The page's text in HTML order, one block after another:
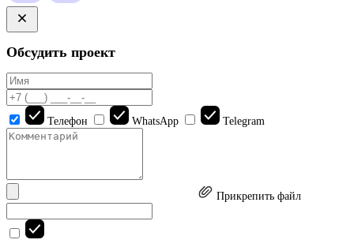
Обсудить проект
Телефон WhatsApp Telegram
Прикрепить файл